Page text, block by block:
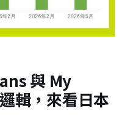
與 My
輯，來看日本